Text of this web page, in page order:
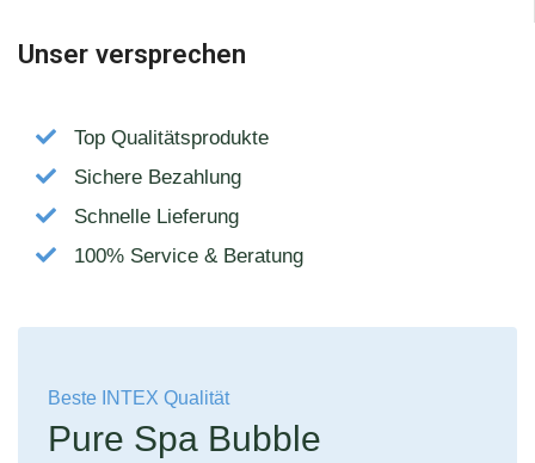
Unser versprechen
Top Qualitätsprodukte
Sichere Bezahlung
Schnelle Lieferung
100% Service & Beratung
Beste INTEX Qualität
Pure Spa Bubble